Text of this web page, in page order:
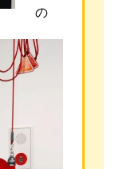
の